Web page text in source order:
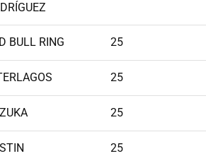
BULL RING 25
25
25
25